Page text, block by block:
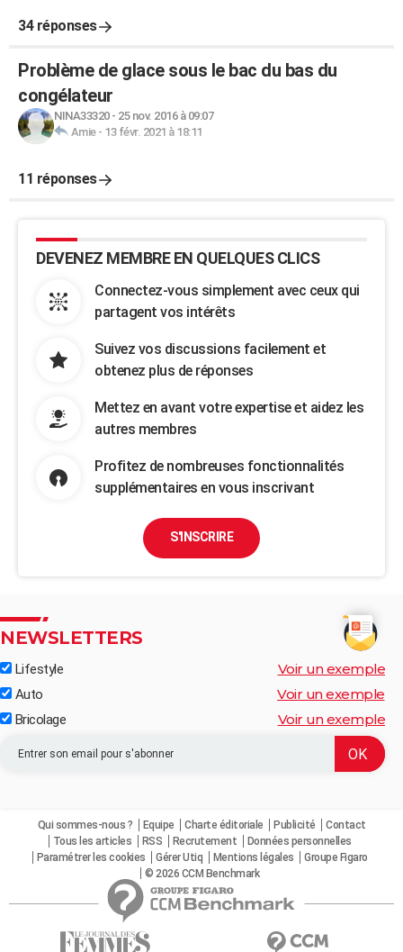
34 réponses
Problème de glace sous le bac du bas du
congélateur
NINA33320- 25 nov. 2016 à 09:07
Amie- 13 févr. 2021 à 18:11
11 réponses
DEVENEZ MEMBRE EN QUELQUES CLICS
Connectez-vous simplement avec ceux qui
partagent vos intérêts
Suivez vos discussions facilement et
obtenez plus de réponses
Mettez en avant votre expertise et aidez les
autres membres
Profitez de nombreuses fonctionnalités
supplémentaires en vous inscrivant
S'INSCRIRE
NEWSLETTERS
Lifestyle Voir un exemple
Auto Voir un exemple
Bricolage Voir un exemple
Qui sommes-nous ? Equipe Charte éditoriale Publicité
Contact
Tous les articles
RSS Recrutement
Données personnelles
Paramétrer les cookies
Gérer Utiq Mentions légales
Groupe Figaro
© 2026 CCM Benchmark